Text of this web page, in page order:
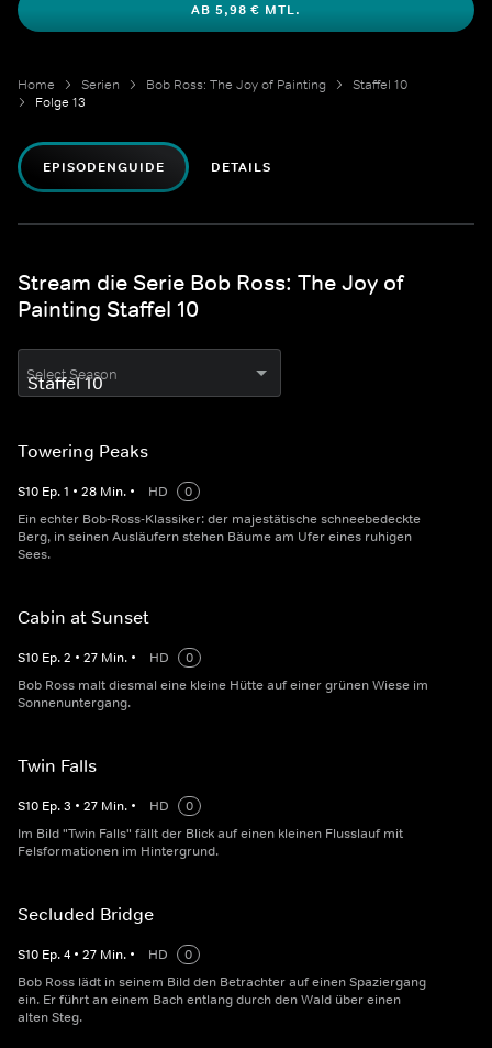
AB 5,98 € MTL.
Home Serien Bob Ross: The Joy of Painting
Staffel 10
Folge 13
EPISODENGUIDE DETAILS
Stream die Serie Bob Ross: The Joy of
Painting Staffel 10
Select Season
Towering Peaks
S10 Ep.1 • 28 Min. • HD
0
Ein echter Bob-Ross-Klassiker: der majestätische schneebedeckte
Berg, in seinen Ausläufern stehen Bäume am Ufer eines ruhigen
Sees.
Cabin at Sunset
S10 Ep.2 • 27 Min. • HD
0
Bob Ross malt diesmal eine kleine Hütte auf einer grünen Wiese im
Sonnenuntergang.
Twin Falls
S10 Ep.3 • 27 Min. • HD
0
Im Bild "Twin Falls" fällt der Blick auf einen kleinen Flusslauf mit
Felsformationen im Hintergrund.
Secluded Bridge
S10 Ep.4 • 27 Min. • HD
0
Bob Ross lädt in seinem Bild den Betrachter auf einen Spaziergang
ein. Er führt an einem Bach entlang durch den Wald über einen
alten Steg.